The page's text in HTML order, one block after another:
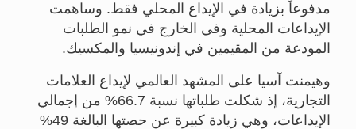
مدفوعاً بزيادة في الإيداع المحلي فقط. وساهمت
الإيداعات المحلية وفي الخارج في نمو الطلبات
المودعة من المقيمين في إندونيسيا والمكسيك.
وهيمنت آسيا على المشهد العالمي لإيداع العلامات
التجارية، إذ شكلت طلباتها نسبة 66.7% من إجمالي
الإيداعات، وهي زيادة كبيرة عن حصتها البالغة 49%